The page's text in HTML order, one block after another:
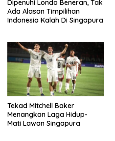
Dipenuhi Londo Beneran, Tak
Ada Alasan Timpilihan
Indonesia Kalah Di Singapura
Tekad Mitchell Baker
Menangkan Laga Hidup-
Mati Lawan Singapura